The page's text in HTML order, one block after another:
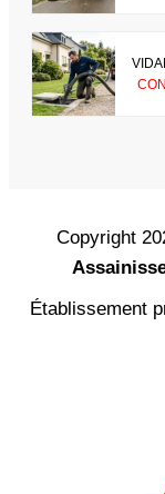
Copyright
Établissement